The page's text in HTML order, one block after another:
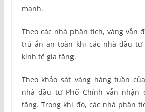
mạnh.
Theo các nhà phân tích, vàng vẫn
trú ẩn an toàn khi các nhà đầu tư
kinh tế gia tăng.
Theo khảo sát vàng hàng tuần
nhà đầu tư Phố Chính vẫn nhận
tăng. Trong khi đó, các nhà phân